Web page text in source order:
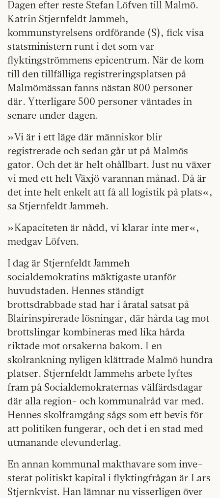
Dagen efter reste Stefan Löfven till Malmö.
Katrin Stjernfeldt Jammeh,
kommunstyrelsens ordförande (S), fick visa
statsministern runt i det som var
flyktingströmmens epicentrum. När de kom
till den tillfälliga registreringsplatsen på
Malmömässan fanns nästan 800 personer
där. Ytterligare 500 personer väntades in
senare under dagen.
»Vi är i ett läge där människor blir
registrerade och sedan går ut på Malmös
gator. Och det är helt ohållbart. Just nu växer
vi med ett helt Växjö varannan månad. Då är
det inte helt enkelt att få all logistik på plats«,
sa Stjernfeldt Jammeh.
»Kapaciteten är nådd, vi klarar inte mer«,
medgav Löfven.
I dag är Stjernfeldt Jammeh
socialdemokratins mäktigaste utanför
huvudstaden. Hennes ständigt
brottsdrabbade stad har i åratal satsat på
Blairinspirerade lösningar, där hårda tag mot
brottslingar kombineras med lika hårda
riktade mot orsakerna bakom. I en
skolrankning nyligen klättrade Malmö hundra
platser. Stjernfeldt Jammehs arbete lyftes
fram på Socialdemokraternas välfärdsdagar
där alla region- och kommunalråd var med.
Hennes skolframgång sågs som ett bevis för
att politiken fungerar, och det i en stad med
utmanande elevunderlag.
En annan kommunal makthavare som inve­
sterat politiskt kapital i flyktingfrågan är Lars
Stjernkvist. Han lämnar nu visserligen över